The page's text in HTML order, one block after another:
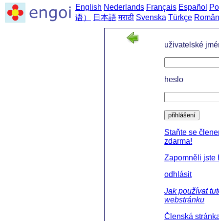
English Nederlands Français Español
语）
日本語 मराठी Svenska Türkçe
uživatelské
heslo
přihlášení
Staňte se
zdarma!
Zapomněli jste
odhlásit
Jak používat
webstránku
Členská